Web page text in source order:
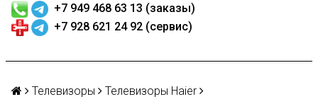
+7 949 468 63 13 (заказы)
+7 928 621 24 92 (сервис)
Телевизоры Телевизоры Haier